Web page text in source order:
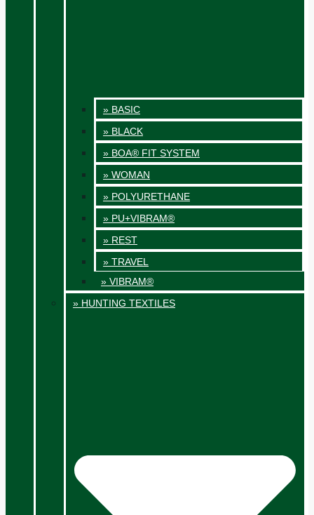
» BASIC
» BLACK
» BOA® FIT SYSTEM
» WOMAN
» POLYURETHANE
» PU+VIBRAM®
» REST
» TRAVEL
» VIBRAM®
» HUNTING TEXTILES